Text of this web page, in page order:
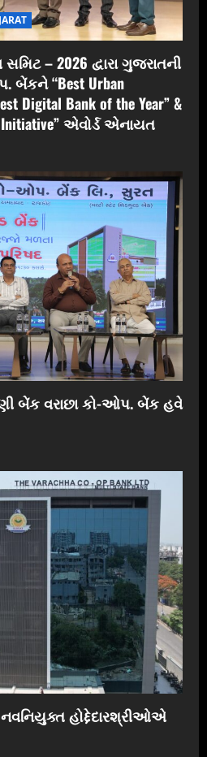
– 2026 દ્વારા ગુજરાતની
બેંકને “Best Urban
Digital Bank of the Year” &
Initiative” એવોર્ડ એનાયત
બેંક વરાછા કો-ઓપ. બેંક હવે
હોદ્દેદારશ્રીઓએ